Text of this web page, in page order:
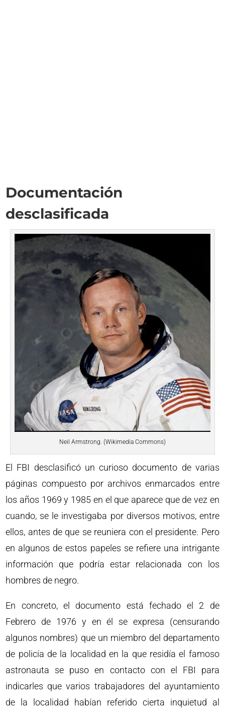
Documentación
desclasificada
Neil Armstrong. (Wikimedia Commons)
El FBI desclasificó un curioso documento de varias
páginas compuesto por archivos enmarcados entre
los años 1969 y 1985 en el que aparece que de vez en
cuando, se le investigaba por diversos motivos, entre
ellos, antes de que se reuniera con el presidente. Pero
en algunos de estos papeles se refiere una intrigante
información que podría estar relacionada con los
hombres de negro.
En concreto, el documento está fechado el 2 de
Febrero de 1976 y en él se expresa (censurando
algunos nombres) que un miembro del departamento
de policía de la localidad en la que residía el famoso
astronauta se puso en contacto con el FBI para
indicarles que varios trabajadores del ayuntamiento
de la localidad habían referido cierta inquietud al